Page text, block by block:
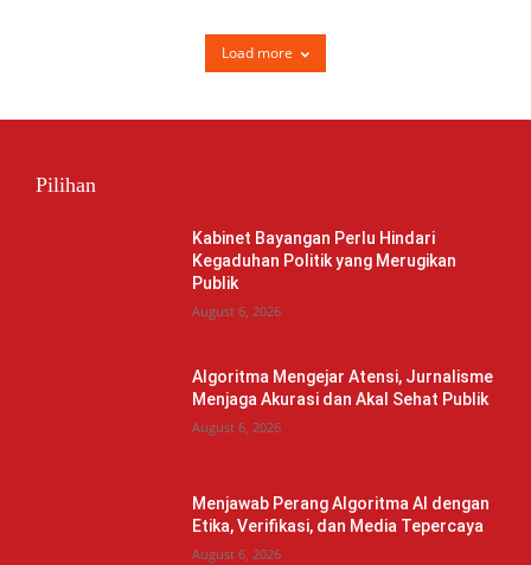
Load more
Pilihan
Kabinet Bayangan Perlu Hindari
Kegaduhan Politik yang Merugikan
Publik
August 6, 2026
Algoritma Mengejar Atensi, Jurnalisme
Menjaga Akurasi dan Akal Sehat Publik
August 6, 2026
Menjawab Perang Algoritma AI dengan
Etika, Verifikasi, dan Media Tepercaya
August 6, 2026